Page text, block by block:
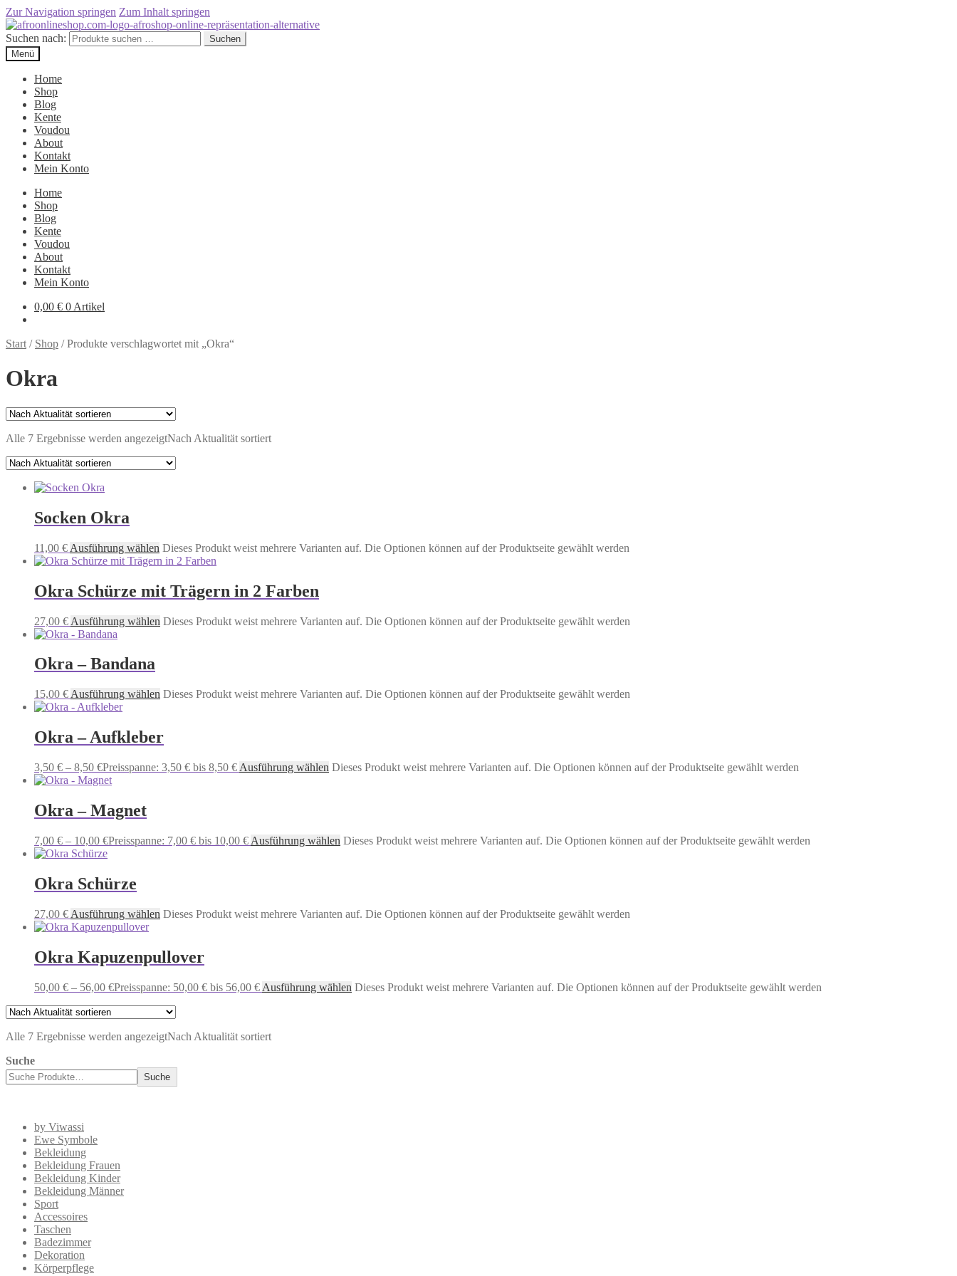
Zur Navigation springen Zum Inhalt springen
Suchen nach:
Suchen
Menü
Home
Shop
Blog
Kente
Voudou
About
Kontakt
Mein Konto
Home
Shop
Blog
Kente
Voudou
About
Kontakt
Mein Konto
0,00 € 0 Artikel
Start / Shop /Produkte verschlagwortet mit „Okra“
Okra
Alle 7 Ergebnisse werden angezeigtNach Aktualität sortiert
Socken Okra
11,00 € Ausführung wählen Dieses Produkt weist mehrere Varianten auf. Die Optionen können auf der Produktseite gewählt werden
Okra Schürze mit Trägern in 2 Farben
27,00 € Ausführung wählen Dieses Produkt weist mehrere Varianten auf. Die Optionen können auf der Produktseite gewählt werden
Okra – Bandana
15,00 € Ausführung wählen Dieses Produkt weist mehrere Varianten auf. Die Optionen können auf der Produktseite gewählt werden
Okra – Aufkleber
3,50 € – 8,50 €Preisspanne: 3,50 € bis 8,50 € Ausführung wählen Dieses Produkt weist mehrere Varianten auf. Die Optionen können auf der Produktseite gewählt werden
Okra – Magnet
7,00 € – 10,00 €Preisspanne: 7,00 € bis 10,00 € Ausführung wählen Dieses Produkt weist mehrere Varianten auf. Die Optionen können auf der Produktseite gewählt werden
Okra Schürze
27,00 € Ausführung wählen Dieses Produkt weist mehrere Varianten auf. Die Optionen können auf der Produktseite gewählt werden
Okra Kapuzenpullover
50,00 € – 56,00 €Preisspanne: 50,00 € bis 56,00 € Ausführung wählen Dieses Produkt weist mehrere Varianten auf. Die Optionen können auf der Produktseite gewählt werden
Alle 7 Ergebnisse werden angezeigtNach Aktualität sortiert
Suche
Suche
by Viwassi
Ewe Symbole
Bekleidung
Bekleidung Frauen
Bekleidung Kinder
Bekleidung Männer
Sport
Accessoires
Taschen
Badezimmer
Dekoration
Körperpflege